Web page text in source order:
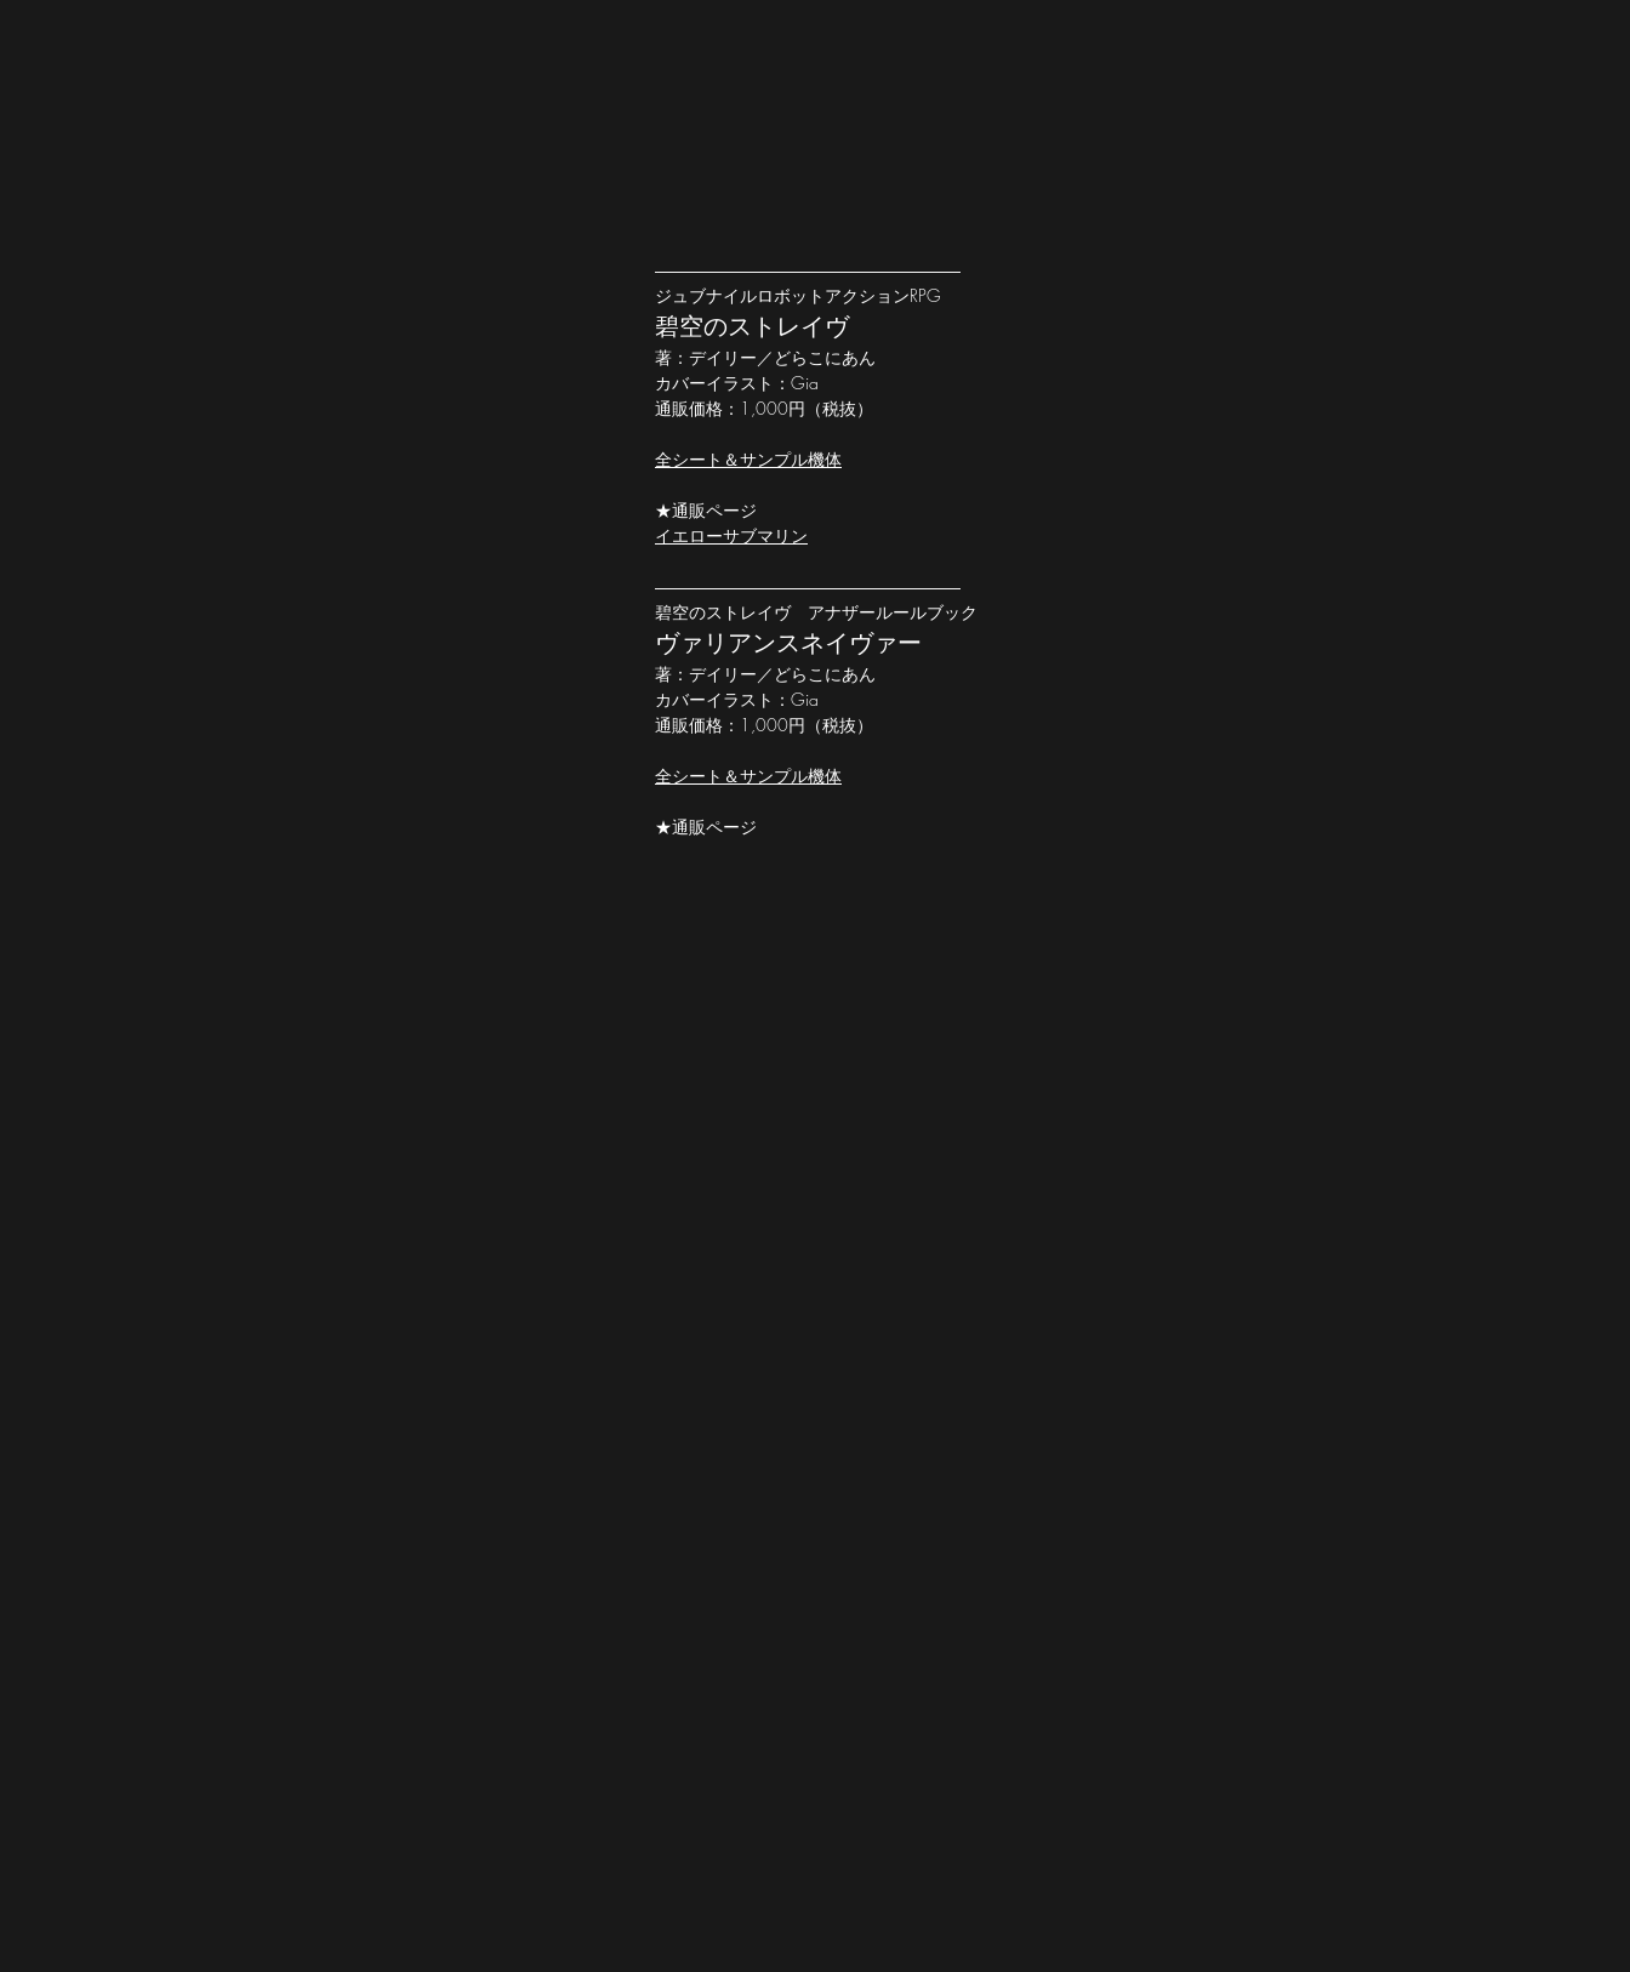
​―――​―――​―――​―――​―――​―――
ジュブナイルロボットアクションRPG
碧空のストレイヴ
著：デイリー／どらこにあん
カバーイラスト：Gia
通販価格：1,000円（税抜）
全シート＆サンプル機体
★通販ページ
イエローサブマリン
​―――​―――​―――​―――​―――​―――
碧空のストレイヴ アナザールールブック
ヴァリアンスネイヴァー
著：デイリー／どらこにあん
カバーイラスト：Gia
通販価格：1,000円（税抜）
​全シート＆サンプル機体
★通販ページ